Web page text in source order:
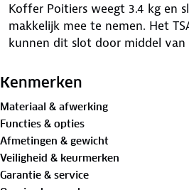
Koffer Poitiers weegt 3.4 kg en
makkelijk mee te nemen. Het
kunnen dit slot door middel van
beveiligd.
Heb je op de terugweg
meer ruimte. De softcasekoffer
Antraciet, licht bordeaux of
Specificaties koffer:
Kenmerken
Materiaal & afwerking
Functies & opties
Afmetingen & gewicht
Veiligheid & keurmerken
Garantie & service